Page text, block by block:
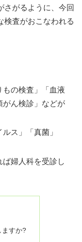
さがるように、今回
検査がおこなわれる
の検査」「血液
がん検診」などが
ス」「真菌」
婦人科を受診し
ますか?